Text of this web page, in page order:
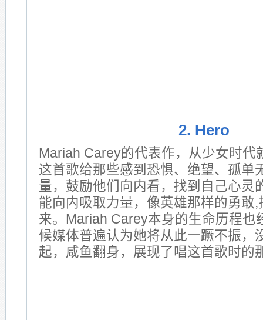
2. Hero
Mariah Carey的代表作，从少女时代
这首歌给那些感到恐惧、绝望、孤单
量，鼓励他们向内看，找到自己心灵
能向内吸取力量，像英雄那样的勇敢
来。Mariah Carey本身的生命历程也
候媒体普遍认为她将从此一蹶不振，
起，咸鱼翻身，展现了唱这首歌时的